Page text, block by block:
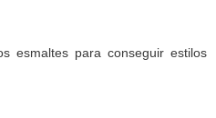
esmaltes para conseguir estilos